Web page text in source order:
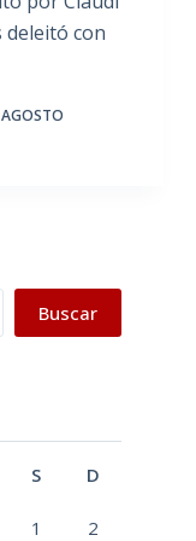
deleitó con
Buscar
S D
1 2